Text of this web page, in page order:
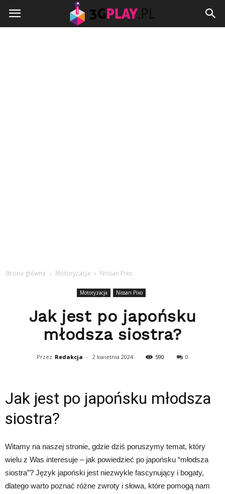
3gplay.pl
Strona główna Motoryzacja Nissan Pixo
Motoryzacja Nissan Pixo
Jak jest po japońsku
młodsza siostra?
Przez Redakcja - 2 kwietnia 2024 590 0
Jak jest po japońsku młodsza
siostra?
Witamy na naszej stronie, gdzie dziś poruszymy temat, który
wielu z Was interesuje – jak powiedzieć po japońsku “młodsza
siostra”? Język japoński jest niezwykle fascynujący i bogaty,
dlatego warto poznać różne zwroty i słowa, które pomogą nam